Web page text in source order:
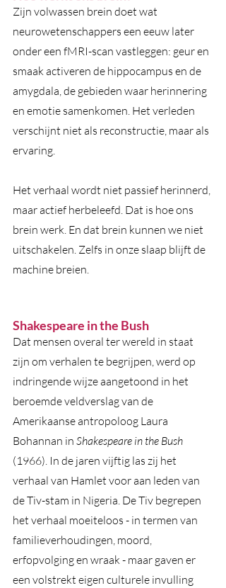
Zijn volwassen brein doet wat
neurowetenschappers een eeuw later
onder een fMRI-scan vastleggen: geur en
smaak activeren de hippocampus en de
amygdala, de gebieden waar herinnering
en emotie samenkomen. Het verleden
verschijnt niet als reconstructie, maar als
ervaring.
Het verhaal wordt niet passief herinnerd,
maar actief herbeleefd. Dat is hoe ons
brein werk. En dat brein kunnen we niet
uitschakelen. Zelfs in onze slaap blijft de
machine breien.
Shakespeare in the Bush
Dat mensen overal ter wereld in staat
zijn om verhalen te begrijpen, werd op
indringende wijze aangetoond in het
beroemde veldverslag van de
Amerikaanse antropoloog Laura
Bohannan in Shakespeare in the Bush
(1966). In de jaren vijftig las zij het
verhaal van Hamlet voor aan leden van
de Tiv-stam in Nigeria. De Tiv begrepen
het verhaal moeiteloos - in termen van
familieverhoudingen, moord,
erfopvolging en wraak - maar gaven er
een volstrekt eigen culturele invulling